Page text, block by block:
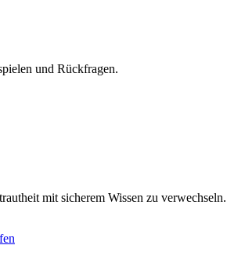
und Rückfragen.
mit sicherem Wissen zu verwechseln.